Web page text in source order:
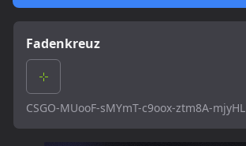
Fadenkreuz
CSGO-MUooF-sMYmT-c9oox-ztm8A-mjyHL